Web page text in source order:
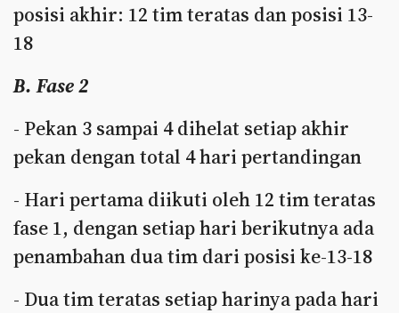
posisi akhir: 12 tim teratas dan posisi 13-
18
B. Fase 2
- Pekan 3 sampai 4 dihelat setiap akhir
pekan dengan total 4 hari pertandingan
- Hari pertama diikuti oleh 12 tim teratas
fase 1, dengan setiap hari berikutnya ada
penambahan dua tim dari posisi ke-13-18
- Dua tim teratas setiap harinya pada hari